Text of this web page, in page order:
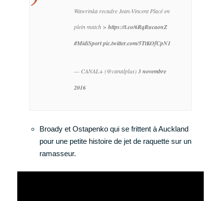
Wawrinka recadre Jean-Vincent Placé en
plein match > https://t.co/6RqRucaonZ
#MidiSportpic.twitter.com/5TtKOfCpN1
— CANAL+ (@canalplus)3 novembre
2016
Broady et Ostapenko qui se frittent à Auckland
pour une petite histoire de jet de raquette sur un
ramasseur.